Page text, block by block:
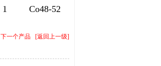
1 Co48-52
下一个产品 [返回上一级]